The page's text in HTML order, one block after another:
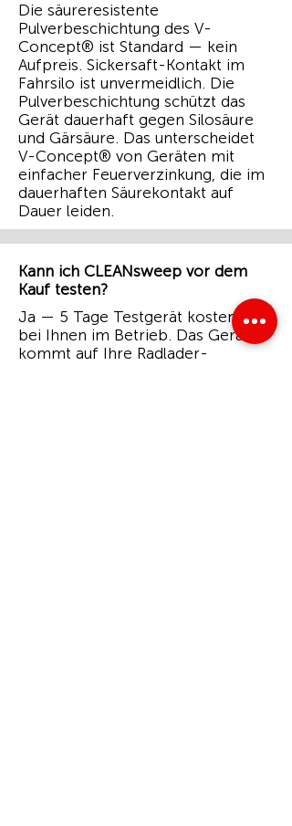
Die säureresistente
Pulverbeschichtung des V-
Concept® ist Standard — kein
Aufpreis. Sickersaft-Kontakt im
Fahrsilo ist unvermeidlich. Die
Pulverbeschichtung schützt das
Gerät dauerhaft gegen Silosäure
und Gärsäure. Das unterscheidet
V-Concept® von Geräten mit
einfacher Feuerverzinkung, die im
dauerhaften Säurekontakt auf
Dauer leiden.
Kann ich CLEANsweep vor dem
Kauf testen?
Ja — 5 Tage Testgerät kostenlos,
bei Ihnen im Betrieb. Das Gerät
kommt auf Ihre Radlader-